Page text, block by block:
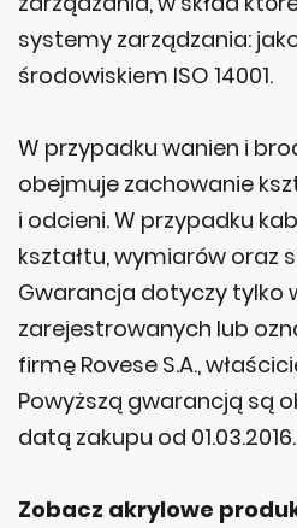
systemy zarządzania:
środowiskiem ISO 14001.
W przypadku wanien i
obejmuje zachowanie
i odcieni. W przypadku
kształtu, wymiarów oraz
Gwarancja dotyczy tylko
zarejestrowanych lub
firmę Rovese S.A.,
Powyższą gwarancją są
datą zakupu od 01.03.2016.
Zobacz akrylowe